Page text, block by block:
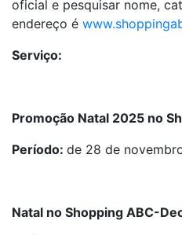
oficial e pesquisar nome,
endereço é
Serviço:
Promoção Natal 2025 no
Período: de 28 de
Natal no Shopping ABC-